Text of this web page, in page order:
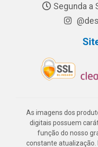
Segunda a
As imagens dos
digitais possuem
função do nosso
constante atualização.